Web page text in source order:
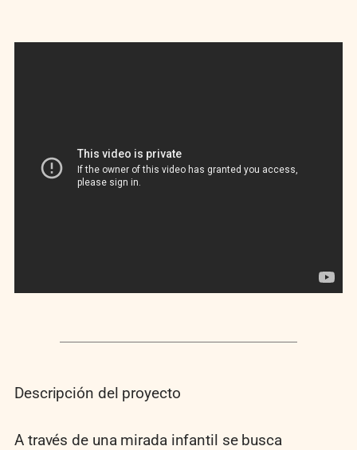
Descripción del proyecto
A través de una mirada infantil se busca